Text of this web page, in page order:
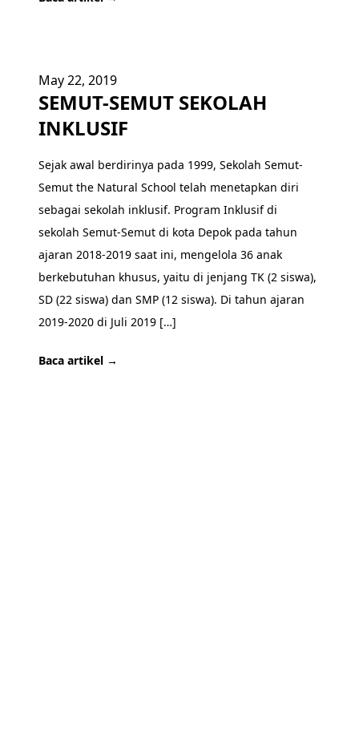
May 22, 2019
SEMUT-SEMUT SEKOLAH
INKLUSIF
Sejak awal berdirinya pada 1999, Sekolah Semut-
Semut the Natural School telah menetapkan diri
sebagai sekolah inklusif. Program Inklusif di
sekolah Semut-Semut di kota Depok pada tahun
ajaran 2018-2019 saat ini, mengelola 36 anak
berkebutuhan khusus, yaitu di jenjang TK (2 siswa),
SD (22 siswa) dan SMP (12 siswa). Di tahun ajaran
2019-2020 di Juli 2019 […]
Baca artikel →